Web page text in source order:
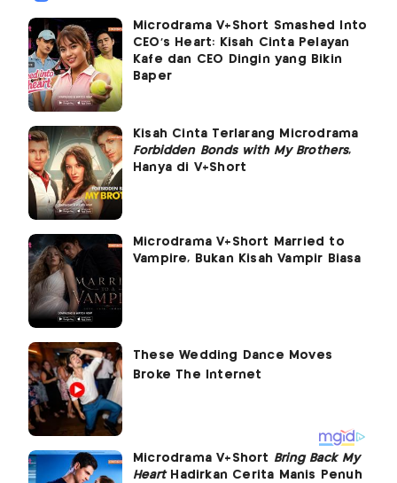
Microdrama V+Short Smashed Into
CEO's Heart: Kisah Cinta Pelayan
Kafe dan CEO Dingin yang Bikin
Baper
Kisah Cinta Terlarang Microdrama
Forbidden Bonds with My Brothers,
Hanya di V+Short
Microdrama V+Short Married to
Vampire, Bukan Kisah Vampir Biasa
Microdrama V+Short Bring Back My
HeartHadirkan Cerita Manis Penuh